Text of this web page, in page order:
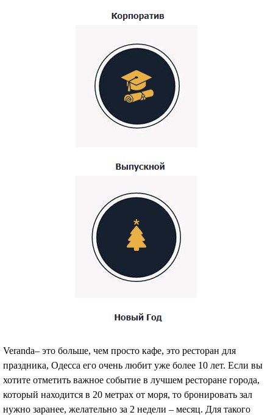
Veranda– это больше, чем просто кафе, это ресторан для
праздника, Одесса его очень любит уже более 10 лет. Если вы
хотите отметить важное событие в лучшем ресторане города,
который находится в 20 метрах от моря, то бронировать зал
нужно заранее, желательно за 2 недели – месяц. Для такого